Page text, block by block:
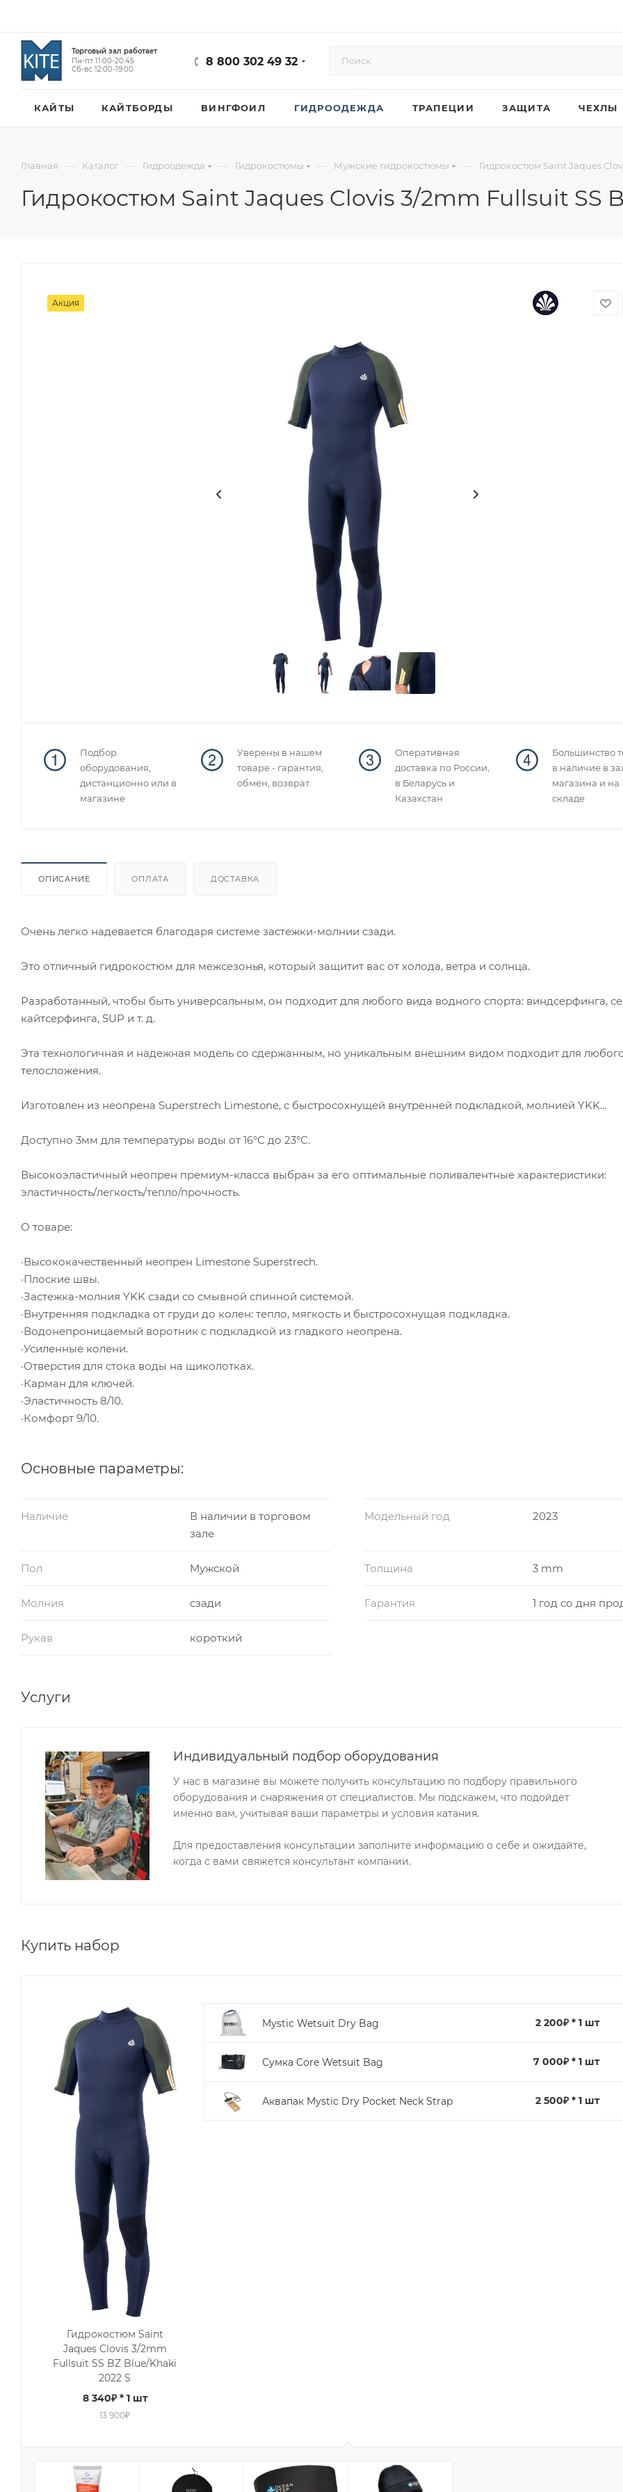
Торговый зал работает
Пн-пт 11:00-20:45
Сб-вс 12:00-19:00
8 800 302 49 32
КАЙТЫ КАЙТБОРДЫ ВИНГФОИЛ ГИДРООДЕЖДА ТРАПЕЦИИ ЗАЩИТА ЧЕХЛЫ
Главная — Каталог — Гидроодежда — Гидрокостюмы — Мужские гидрокостюмы — Гидрокостюм Saint Jaques
Гидрокостюм Saint Jaques Clovis 3/2mm Fullsuit SS
Акция
Подбор
оборудования,
дистанционно или в
магазине
Уверены в нашем
товаре - гарантия,
обмен, возврат.
Оперативная
доставка по России,
в Беларусь и
Казахстан
Большинство
в наличие в
магазина и на
складе
ОПИСАНИЕ ОПЛАТА ДОСТАВКА
Очень легко надевается благодаря системе застежки-молнии сзади.
Это отличный гидрокостюм для межсезонья, который защитит вас от холода, ветра и солнца.
Разработанный, чтобы быть универсальным, он подходит для любого вида водного спорта: виндсерфинга,
кайтсерфинга, SUP и т. д.
Эта технологичная и надежная модель со сдержанным, но уникальным внешним видом подходит для
телосложения.
Изготовлен из неопрена Superstrech Limestone, с быстросохнущей внутренней подкладкой, молнией YKK...
Доступно 3мм для температуры воды от 16°C до 23°C.
Высокоэластичный неопрен премиум-класса выбран за его оптимальные поливалентные характеристики:
эластичность/легкость/тепло/прочность.
О товаре:
·Высококачественный неопрен Limestone Superstrech.
·Плоские швы.
·Застежка-молния YKK сзади со смывной спинной системой.
·Внутренняя подкладка от груди до колен: тепло, мягкость и быстросохнущая подкладка.
·Водонепроницаемый воротник с подкладкой из гладкого неопрена.
·Усиленные колени.
·Отверстия для стока воды на щиколотках.
·Карман для ключей.
·Эластичность 8/10.
·Комфорт 9/10.
Основные параметры:
Наличие
В наличии в торговом
зале
Модельный год 2023
Пол Мужской Толщина 3 mm
Молния сзади Гарантия 1 год со дня
Рукав короткий
Услуги
Индивидуальный подбор оборудования
У нас в магазине вы можете получить консультацию по подбору правильного
оборудования и снаряжения от специалистов. Мы подскажем, что подойдет
именно вам, учитывая ваши параметры и условия катания.
Для предоставления консультации заполните информацию о себе и ожидайте,
когда с вами свяжется консультант компании.
Купить набор
Гидрокостюм Saint
Jaques Clovis 3/2mm
Fullsuit SS BZ Blue/Khaki
2022 S
8 340₽* 1 шт
13 900₽
Mystic Wetsuit Dry Bag 2 200₽ * 1 шт
Сумка Core Wetsuit Bag 7 000₽ * 1 шт
Аквапак Mystic Dry Pocket Neck Strap 2 500₽ * 1 шт